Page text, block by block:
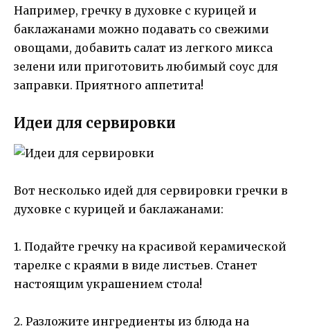
Например, гречку в духовке с курицей и
баклажанами можно подавать со свежими
овощами, добавить салат из легкого микса
зелени или приготовить любимый соус для
заправки. Приятного аппетита!
Идеи для сервировки
Вот несколько идей для сервировки гречки в
духовке с курицей и баклажанами:
1. Подайте гречку на красивой керамической
тарелке с краями в виде листьев. Станет
настоящим украшением стола!
2. Разложите ингредиенты из блюда на